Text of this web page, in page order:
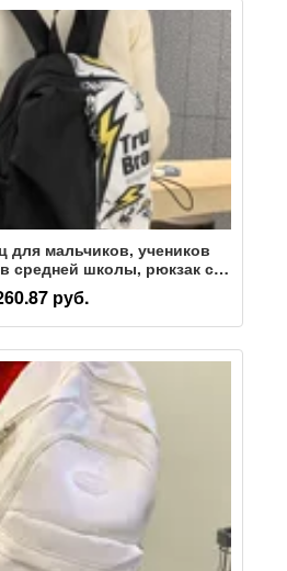
мальчиков, учеников
средней школы, рюкзак с
главной улице,
для старшеклассников,
маленький рюкзак ins
руб.